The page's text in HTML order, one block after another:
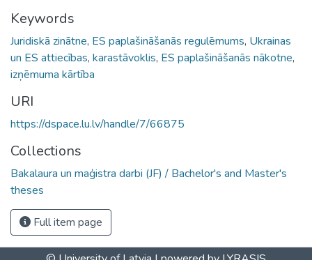
Keywords
Juridiskā zinātne, ES paplašināšanās regulēmums, Ukrainas
un ES attiecības, karastāvoklis, ES paplašināšanās nākotne,
izņēmuma kārtība
URI
https://dspace.lu.lv/handle/7/66875
Collections
Bakalaura un maģistra darbi (JF) / Bachelor's and Master's
theses
Full item page